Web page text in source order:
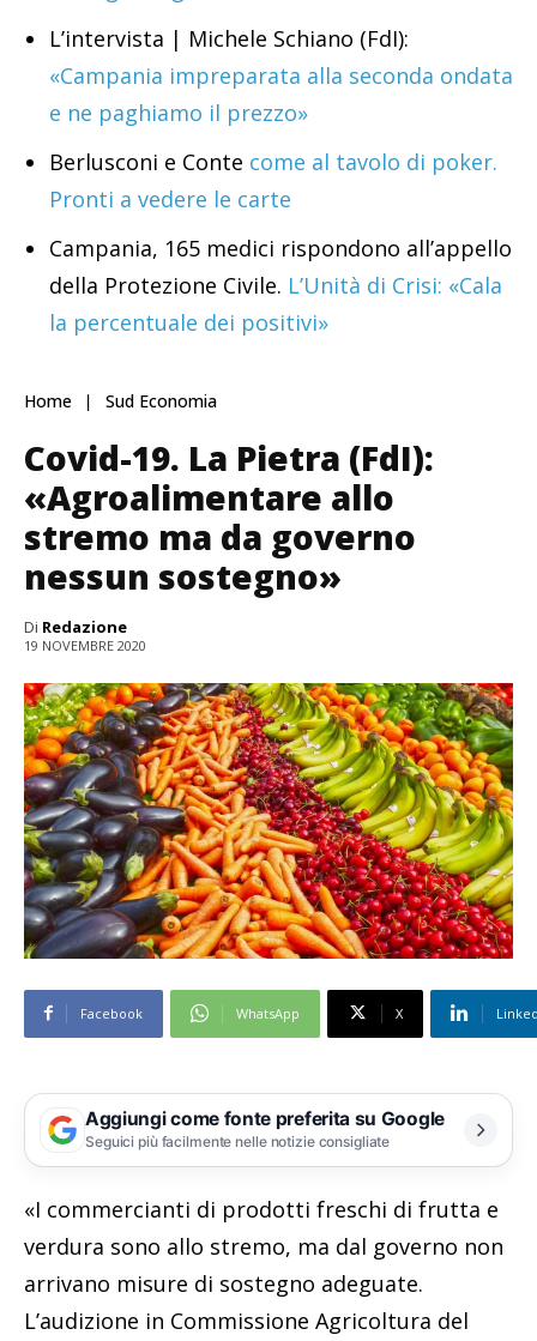
L’intervista | Michele Schiano (FdI):
«Campania impreparata alla seconda ondata
e ne paghiamo il prezzo»
Berlusconi e Conte come al tavolo di poker.
Pronti a vedere le carte
Campania, 165 medici rispondono all’appello
della Protezione Civile. L’Unità di Crisi: «Cala
la percentuale dei positivi»
Home Sud Economia
Covid-19. La Pietra (FdI):
«Agroalimentare allo
stremo ma da governo
nessun sostegno»
Di Redazione
19 NOVEMBRE 2020
Facebook WhatsApp X
Aggiungi come fonte preferita su Google
Seguici più facilmente nelle notizie consigliate
«I commercianti di prodotti freschi di frutta e
verdura sono allo stremo, ma dal governo non
arrivano misure di sostegno adeguate.
L’audizione in Commissione Agricoltura del